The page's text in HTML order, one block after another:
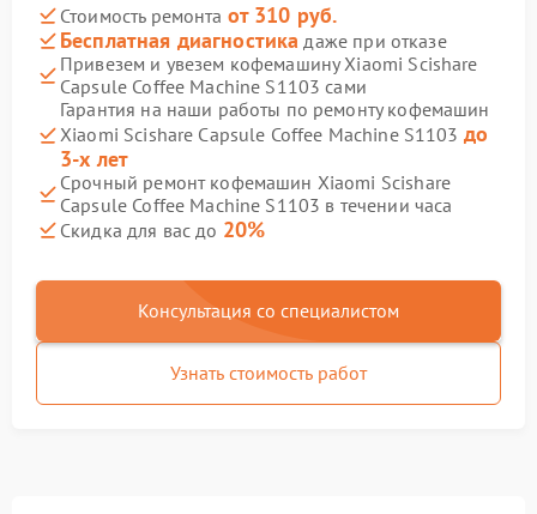
Стоимость ремонта от 310 руб.
Бесплатная диагностика даже при отказе
Привезем и увезем кофемашину Xiaomi Scishare
Capsule Coffee Machine S1103 сами
Гарантия на наши работы по ремонту кофемашин
Xiaomi Scishare Capsule Coffee Machine S1103 до
3-х лет
Срочный ремонт кофемашин Xiaomi Scishare
Capsule Coffee Machine S1103 в течении часа
Скидка для вас до 20%
Консультация со специалистом
Узнать стоимость работ